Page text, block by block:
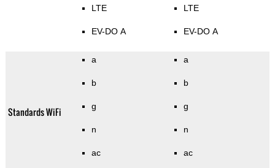
LTE
EV-DO A
LTE
EV-DO A
Standards WiFi
a
b
g
n
ac
a
b
g
n
ac